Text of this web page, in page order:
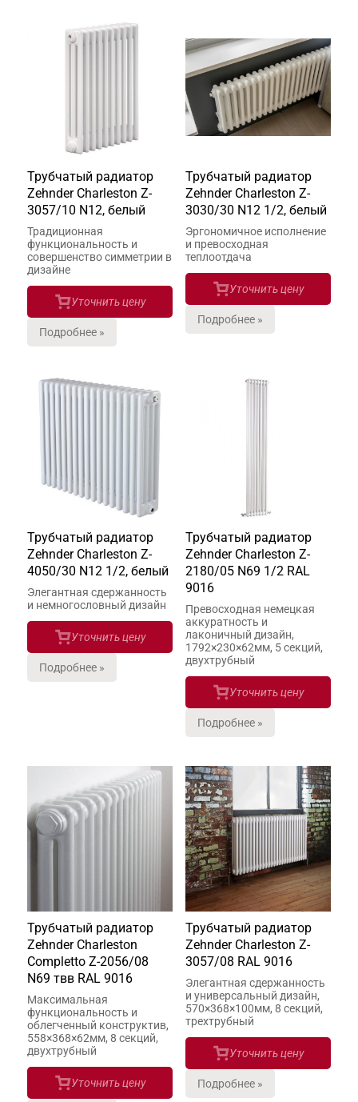
Трубчатый радиатор
Zehnder Charleston Z-
3057/10 N12, белый
Традиционная
функциональность и
совершенство симметрии в
дизайне
Уточнить цену
Подробнее »
Трубчатый радиатор
Zehnder Charleston Z-
3030/30 N12 1/2, белый
Эргономичное исполнение
и превосходная
теплоотдача
Уточнить цену
Подробнее »
Трубчатый радиатор
Zehnder Charleston Z-
4050/30 N12 1/2, белый
Элегантная сдержанность
и немногословный дизайн
Уточнить цену
Подробнее »
Трубчатый радиатор
Zehnder Charleston Z-
2180/05 N69 1/2 RAL
9016
Превосходная немецкая
аккуратность и
лаконичный дизайн,
1792×230×62мм, 5 секций,
двухтрубный
Уточнить цену
Подробнее »
Трубчатый радиатор
Zehnder Charleston
Completto Z-2056/08
N69 твв RAL 9016
Максимальная
функциональность и
облегченный конструктив,
558×368×62мм, 8 секций,
двухтрубный
Уточнить цену
Трубчатый радиатор
Zehnder Charleston Z-
3057/08 RAL 9016
Элегантная сдержанность
и универсальный дизайн,
570×368×100мм, 8 секций,
трехтрубный
Уточнить цену
Подробнее »